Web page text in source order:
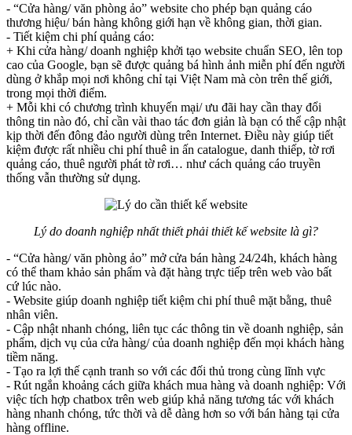
- “Cửa hàng/ văn phòng ảo” website cho phép bạn quảng cáo
thương hiệu/ bán hàng không giới hạn về không gian, thời gian.
- Tiết kiệm chi phí quảng cáo:
+ Khi cửa hàng/ doanh nghiệp khởi tạo website chuẩn SEO, lên top
cao của Google, bạn sẽ được quảng bá hình ảnh miễn phí đến người
dùng ở khắp mọi nơi không chỉ tại Việt Nam mà còn trên thế giới,
trong mọi thời điểm.
+ Mỗi khi có chương trình khuyến mại/ ưu đãi hay cần thay đổi
thông tin nào đó, chỉ cần vài thao tác đơn giản là bạn có thể cập nhật
kịp thời đến đông đảo người dùng trên Internet. Điều này giúp tiết
kiệm được rất nhiều chi phí thuê in ấn catalogue, danh thiếp, tờ rơi
quảng cáo, thuê người phát tờ rơi… như cách quảng cáo truyền
thống vẫn thường sử dụng.
Lý do doanh nghiệp nhất thiết phải thiết kế website là gì?
- “Cửa hàng/ văn phòng ảo” mở cửa bán hàng 24/24h, khách hàng
có thể tham khảo sản phẩm và đặt hàng trực tiếp trên web vào bất
cứ lúc nào.
- Website giúp doanh nghiệp tiết kiệm chi phí thuê mặt bằng, thuê
nhân viên.
- Cập nhật nhanh chóng, liên tục các thông tin về doanh nghiệp, sản
phẩm, dịch vụ của cửa hàng/ của doanh nghiệp đến mọi khách hàng
tiềm năng.
- Tạo ra lợi thế cạnh tranh so với các đối thủ trong cùng lĩnh vực
- Rút ngắn khoảng cách giữa khách mua hàng và doanh nghiệp: Với
việc tích hợp chatbox trên web giúp khả năng tương tác với khách
hàng nhanh chóng, tức thời và dễ dàng hơn so với bán hàng tại cửa
hàng offline.